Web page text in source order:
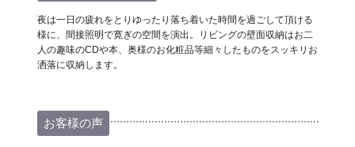
夜は一日の疲れをとりゆったり落ち着いた時間を過ごして頂ける
様に、間接照明で寛ぎの空間を演出。リビングの壁面収納はお二
人の趣味のCDや本、奥様のお化粧品等細々したものをスッキリお
洒落に収納します。
お客様の声